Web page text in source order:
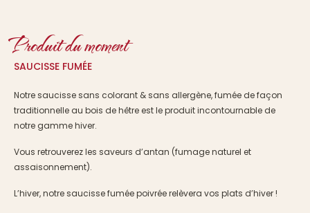
Produit du moment
SAUCISSE FUMÉE
Notre saucisse sans colorant & sans allergène, fumée de façon
traditionnelle au bois de hêtre est le produit incontournable de
notre gamme hiver.
Vous retrouverez les saveurs d’antan (fumage naturel et
assaisonnement).
L’hiver, notre saucisse fumée poivrée relèvera vos plats d’hiver !